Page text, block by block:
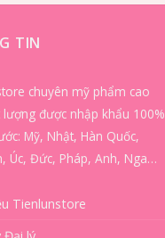
TIN
chuyên mỹ phẩm cao
lượng được nhập khẩu 100%
Mỹ, Nhật, Hàn Quốc,
Úc, Đức, Pháp, Anh, Nga…
Tienlunstore